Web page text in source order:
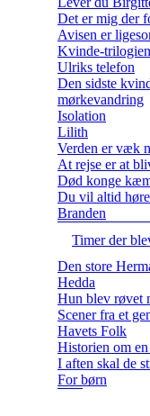
Det er mig der
Avisen er
Kvinde-trilogien
Ulriks telefon
Den sidste
mørkevandring
Isolation
Lilith
Verden er væk
At rejse er at
Død konge
Du vil altid
Branden
Timer der
Den store
Hedda
Hun blev røvet
Scener fra et
Havets Folk
Historien om
I aften skal de
For børn